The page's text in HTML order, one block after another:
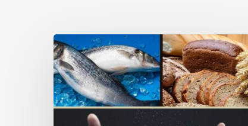
Komentár
k
textom
na
18.
nedeľu